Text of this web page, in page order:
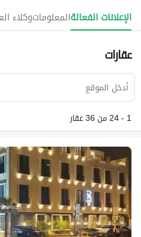
الإعلانات الفعالةالمعلوماتوكلاء
عقارات
1 - 24 من 36 عقار